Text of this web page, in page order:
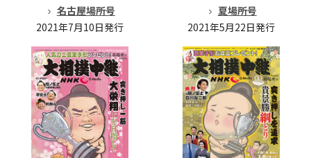
名古屋場所号
2021年7月10日発行
夏場所号
2021年5月22日発行